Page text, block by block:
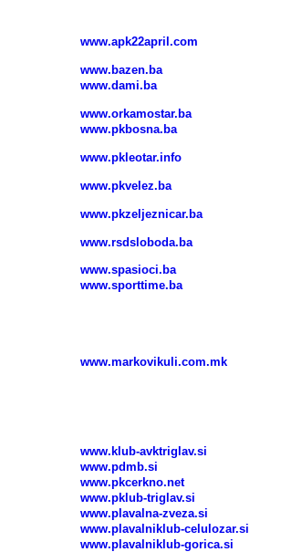
www.apk22april.com
www.bazen.ba
www.dami.ba
www.orkamostar.ba
www.pkbosna.ba
www.pkleotar.info
www.pkvelez.ba
www.pkzeljeznicar.ba
www.rsdsloboda.ba
www.spasioci.ba
www.sporttime.ba
www.markovikuli.com.mk
www.klub-avktriglav.si
www.pdmb.si
www.pkcerkno.net
www.pklub-triglav.si
www.plavalna-zveza.si
www.plavalniklub-celulozar.si
www.plavalniklub-gorica.si